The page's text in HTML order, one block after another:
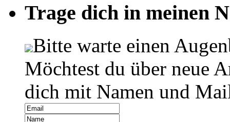
Trage dich in meinen
Bitte warte einen
Möchtest du über neue
dich mit Namen und